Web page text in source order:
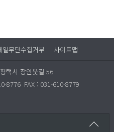
일무단수집거부 사이트맵
택시 장안웃길 56
8776 FAX : 031-610-8779